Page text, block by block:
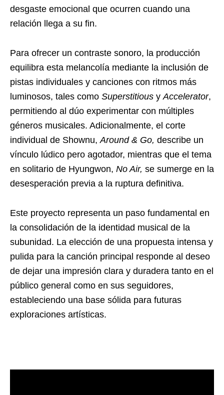
desgaste emocional que ocurren cuando una
relación llega a su fin.
Para ofrecer un contraste sonoro, la producción
equilibra esta melancolía mediante la inclusión de
pistas individuales y canciones con ritmos más
luminosos, tales como Superstitious y Accelerator,
permitiendo al dúo experimentar con múltiples
géneros musicales. Adicionalmente, el corte
individual de Shownu, Around & Go, describe un
vínculo lúdico pero agotador, mientras que el tema
en solitario de Hyungwon, No Air, se sumerge en la
desesperación previa a la ruptura definitiva.
Este proyecto representa un paso fundamental en
la consolidación de la identidad musical de la
subunidad. La elección de una propuesta intensa y
pulida para la canción principal responde al deseo
de dejar una impresión clara y duradera tanto en el
público general como en sus seguidores,
estableciendo una base sólida para futuras
exploraciones artísticas.